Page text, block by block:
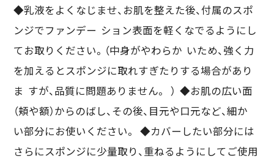
◆乳液をよくなじませ、お肌を整えた後、付属のスポ
ンジでファンデー ション表面を軽くなでるようにし
てお取りください。（中身がやわらか いため、強く力
を加えるとスポンジに取れすぎたりする場合があり
ま すが、品質に問題ありません。 ） ◆お肌の広い面
（頬や額）からのばし、その後、目元や口元など、細か
い部分にお使いください。 ◆カバーしたい部分には
さらにスポンジに少量取り、重ねるようにしてご使用